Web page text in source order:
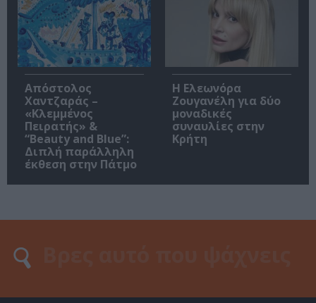
Απόστολος
Χαντζαράς –
«Κλεμμένος
Πειρατής» &
“Beauty and Blue”:
Διπλή παράλληλη
έκθεση στην Πάτμο
Η Ελεωνόρα
Ζουγανέλη για δύο
μοναδικές
συναυλίες στην
Κρήτη